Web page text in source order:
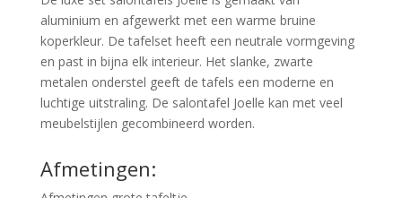
aluminium en afgewerkt met een warme bruine
koperkleur. De tafelset heeft een neutrale vormgeving
en past in bijna elk interieur. Het slanke, zwarte
metalen onderstel geeft de tafels een moderne en
luchtige uitstraling. De salontafel Joelle kan met veel
meubelstijlen gecombineerd worden.
Afmetingen: